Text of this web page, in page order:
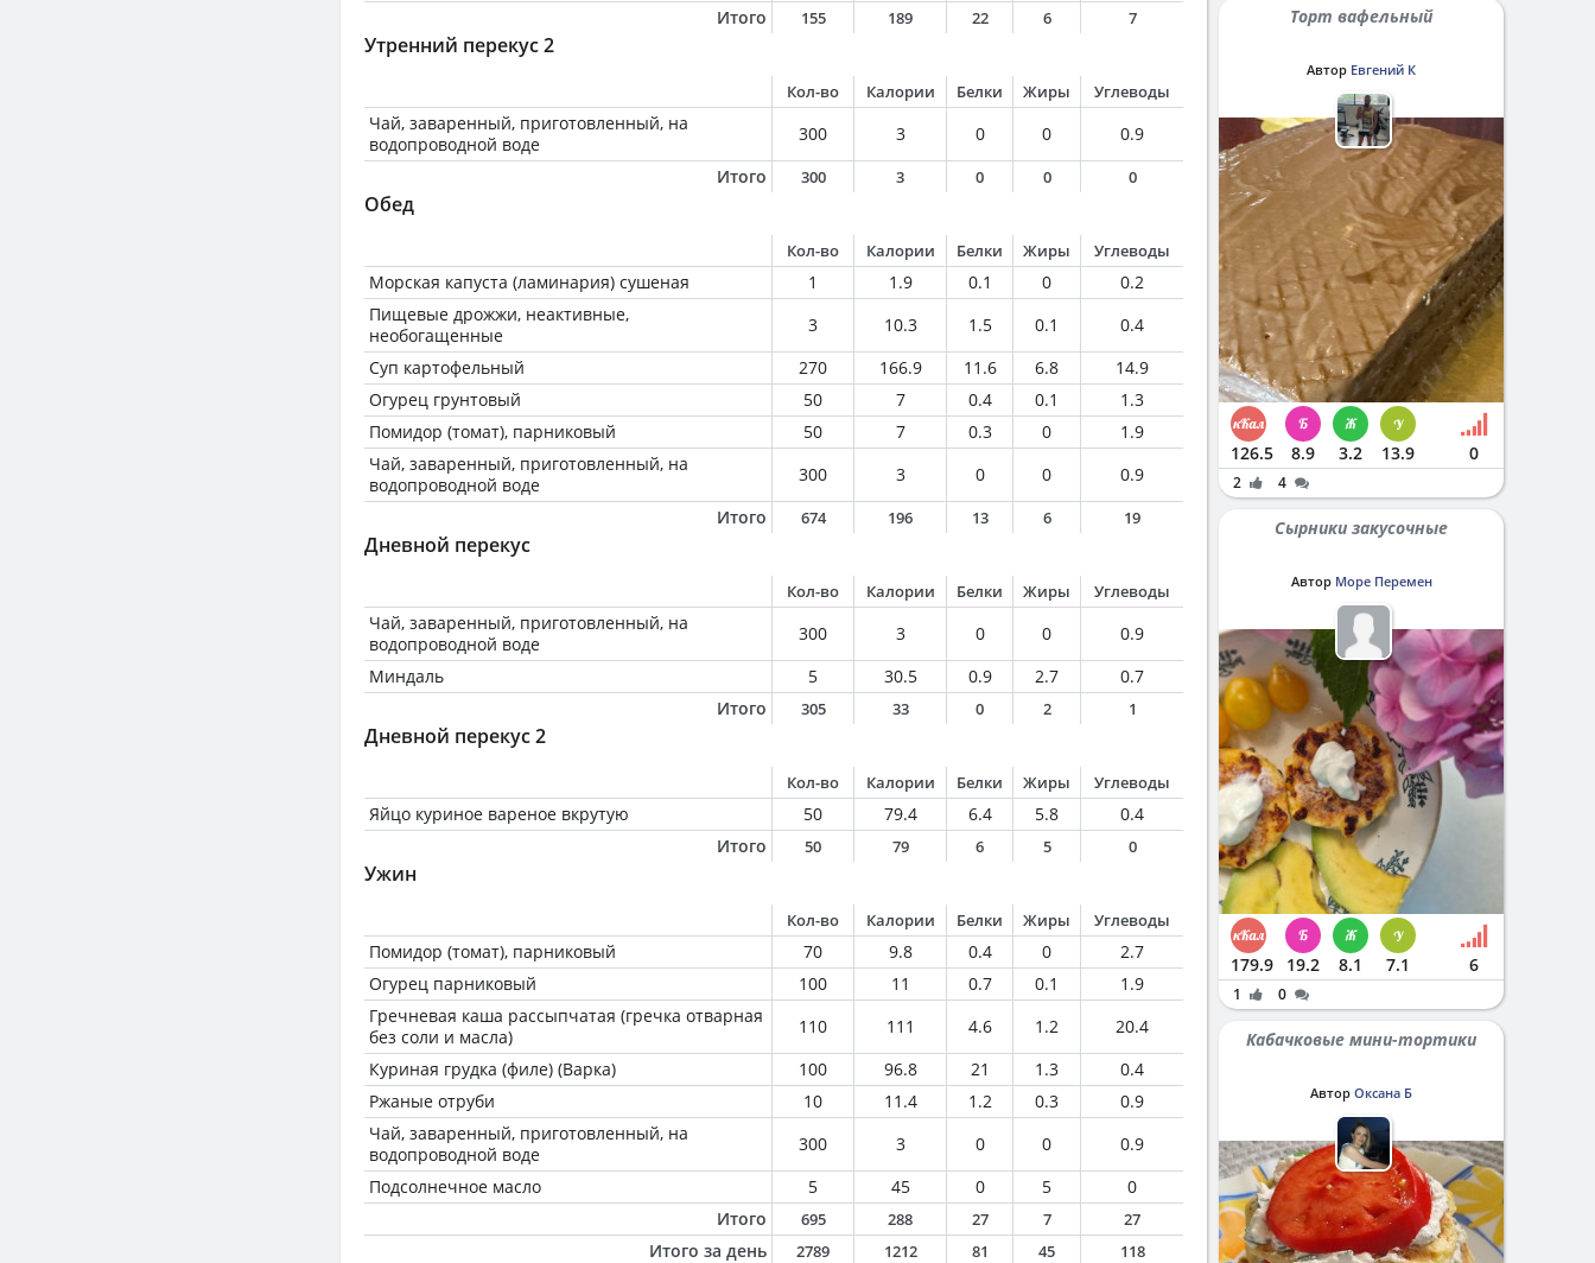
Итого
155 189 22 6 7
Утренний перекус 2
Кол-во Калории Белки Жиры Углеводы
Чай, заваренный, приготовленный, на
водопроводной воде
300 3 0 0
0.9
Итого
300 3 0 0 0
Обед
Кол-во Калории Белки Жиры Углеводы
Морская капуста (ламинария) сушеная 1 1.9 0.1 0
0.2
Пищевые дрожжи, неактивные,
необогащенные
3 10.3 1.5 0.1
0.4
Суп картофельный
270 166.9 11.6 6.8
14.9
Огурец грунтовый
50 7 0.4 0.1
1.3
Помидор (томат), парниковый
50 7 0.3 0
1.9
Чай, заваренный, приготовленный, на
водопроводной воде
300 3 0 0
0.9
Итого
674 196 13 6 19
Дневной перекус
Кол-во Калории Белки Жиры Углеводы
Чай, заваренный, приготовленный, на
водопроводной воде
300 3 0 0
0.9
Миндаль
5 30.5 0.9 2.7
0.7
Итого
305 33 0 2 1
Дневной перекус 2
Кол-во Калории Белки Жиры Углеводы
Яйцо куриное вареное вкрутую 50 79.4 6.4 5.8
0.4
Итого
50 79 6 5 0
Ужин
Кол-во Калории Белки Жиры Углеводы
Помидор (томат), парниковый 70 9.8 0.4 0
2.7
Огурец парниковый
100 11 0.7 0.1
1.9
Гречневая каша рассыпчатая (гречка отварная
без соли и масла)
110 111 4.6 1.2
20.4
Куриная грудка (филе) (Варка)
100 96.8 21 1.3
0.4
Ржаные отруби
10 11.4 1.2 0.3
0.9
Чай, заваренный, приготовленный, на
водопроводной воде
300 3 0 0
0.9
Подсолнечное масло
5 45 0 5
0
Итого
695 288 27 7 27
Итого за день 2789 1212 81 45 118
Торт вафельный
Автор Евгений К
126.5 8.9 3.2 13.9 0
2 4
Сырники закусочные
Автор Море Перемен
179.9 19.2 8.1 7.1 6
1 0
Кабачковые мини-тортики
Автор Оксана Б